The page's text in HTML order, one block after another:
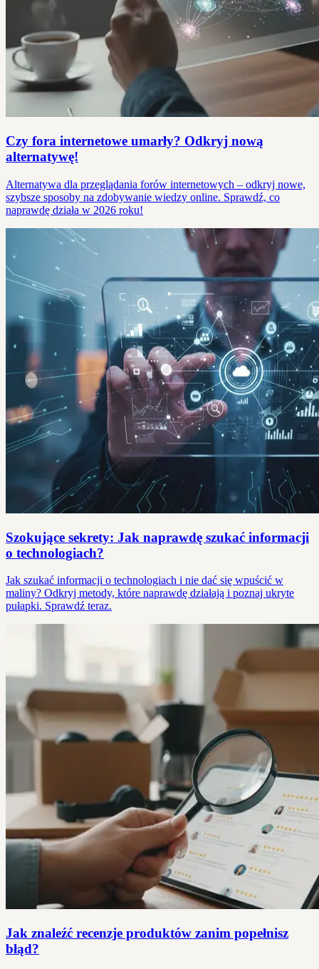
Czy fora internetowe umarły? Odkryj nową
alternatywę!
Alternatywa dla przeglądania forów internetowych – odkryj nowe,
szybsze sposoby na zdobywanie wiedzy online. Sprawdź, co
naprawdę działa w 2026 roku!
Szokujące sekrety: Jak naprawdę szukać informacji
o technologiach?
Jak szukać informacji o technologiach i nie dać się wpuścić w
maliny? Odkryj metody, które naprawdę działają i poznaj ukryte
pułapki. Sprawdź teraz.
Jak znaleźć recenzje produktów zanim popełnisz
błąd?